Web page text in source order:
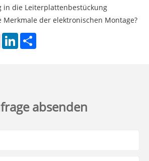
in die Leiterplattenbestückung
Merkmale der elektronischen Montage?
PinterestLinkedIn
absenden